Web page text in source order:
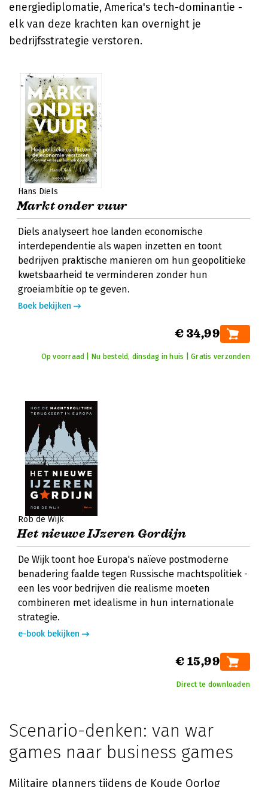
energiediplomatie, America's tech-dominantie -
elk van deze krachten kan overnight je
bedrijfsstrategie verstoren.
Hans Diels
Markt onder vuur
Diels analyseert hoe landen economische
interdependentie als wapen inzetten en toont
bedrijven praktische manieren om hun geopolitieke
kwetsbaarheid te verminderen zonder hun
groeiambitie op te geven.
Boek bekijken
€ 34,99
Op voorraad | Nu besteld, dinsdag in huis | Gratis verzonden
Rob de Wijk
Het nieuwe IJzeren Gordijn
De Wijk toont hoe Europa's naïeve postmoderne
benadering faalde tegen Russische machtspolitiek -
een les voor bedrijven die realisme moeten
combineren met idealisme in hun internationale
strategie.
e-book bekijken
€ 15,99
Direct te downloaden
Scenario-denken: van war
games naar business games
Militaire planners tijdens de Koude Oorlog